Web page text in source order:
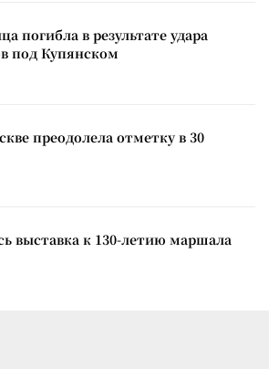
погибла в результате удара
под Купянском
преодолела отметку в 30
выставка к 130-летию маршала